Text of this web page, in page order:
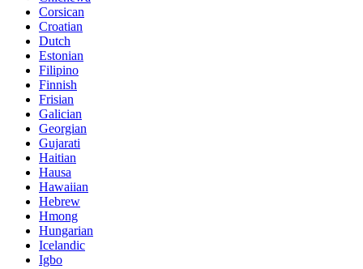
Corsican
Croatian
Dutch
Estonian
Filipino
Finnish
Frisian
Galician
Georgian
Gujarati
Haitian
Hausa
Hawaiian
Hebrew
Hmong
Hungarian
Icelandic
Igbo